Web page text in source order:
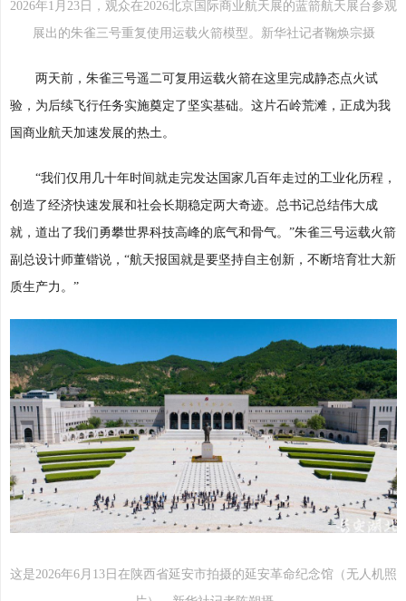
2026年1月23日，观众在2026北京国际商业航天展的蓝箭航天展台参观
展出的朱雀三号重复使用运载火箭模型。新华社记者鞠焕宗摄
两天前，朱雀三号遥二可复用运载火箭在这里完成静态点火试
验，为后续飞行任务实施奠定了坚实基础。这片石岭荒滩，正成为我
国商业航天加速发展的热土。
“我们仅用几十年时间就走完发达国家几百年走过的工业化历程，
创造了经济快速发展和社会长期稳定两大奇迹。总书记总结伟大成
就，道出了我们勇攀世界科技高峰的底气和骨气。”朱雀三号运载火箭
副总设计师董锴说，“航天报国就是要坚持自主创新，不断培育壮大新
质生产力。”
这是2026年6月13日在陕西省延安市拍摄的延安革命纪念馆（无人机照